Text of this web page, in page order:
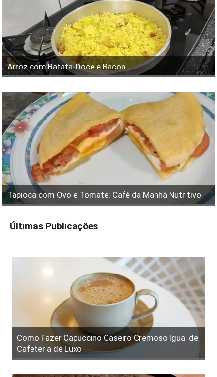
Arroz com Batata-Doce e Bacon
Tapioca com Ovo e Tomate: Café da Manhã Nutritivo
Últimas Publicações
Como Fazer Capuccino Caseiro Cremoso Igual de
Cafeteria de Luxo